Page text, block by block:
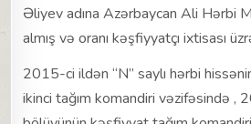
Əliyev adına Azərbaycan Ali Hərbi
almış və oranı kəşfiyyatçı ixtisası
2015-ci ildən “N” saylı hərbi
ikinci tağım komandiri vəzifəsində ,